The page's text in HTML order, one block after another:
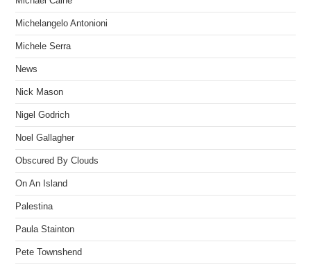
Michelangelo Antonioni
Michele Serra
News
Nick Mason
Nigel Godrich
Noel Gallagher
Obscured By Clouds
On An Island
Palestina
Paula Stainton
Pete Townshend